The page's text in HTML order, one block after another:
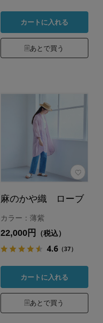
カートに入れる
あとで買う
麻のかや織 ローブ
カラー：薄紫
22,000円 （税込）
4.6（37）
カートに入れる
あとで買う